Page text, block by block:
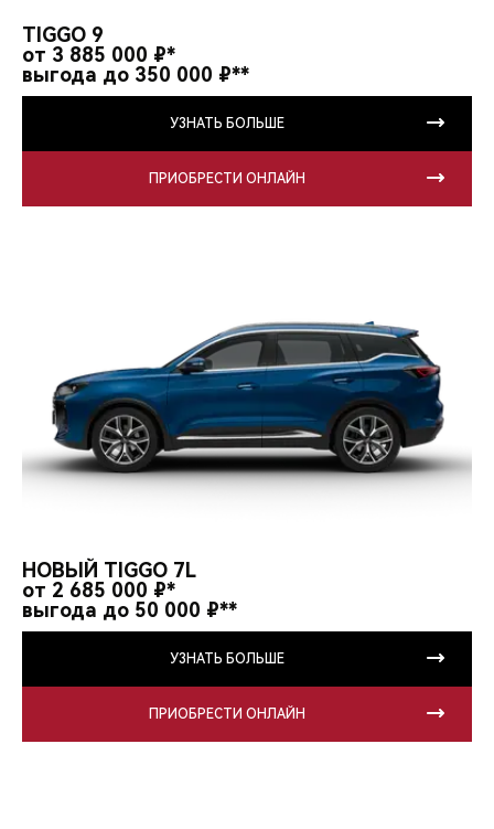
CHERY И СПОРТ
НАШИ МЕРОПРИЯТИЯ
TIGGO 9
от 3 885 000 ₽*
выгода до 350 000 ₽**
УЗНАТЬ БОЛЬШЕ
ПРИОБРЕСТИ ОНЛАЙН
НОВЫЙ TIGGO 7L
от 2 685 000 ₽*
выгода до 50 000 ₽**
УЗНАТЬ БОЛЬШЕ
ПРИОБРЕСТИ ОНЛАЙН